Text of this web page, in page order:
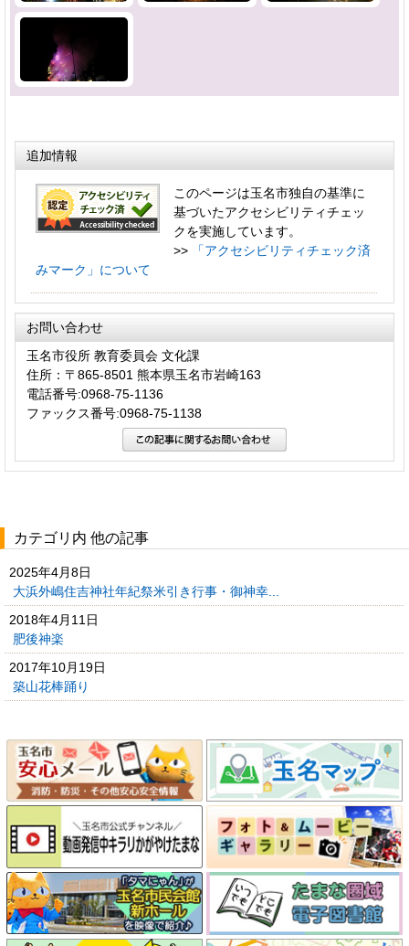
追加情報
このページは玉名市独自の基準に
基づいたアクセシビリティチェッ
クを実施しています。
>>
「アクセシビリティチェック済
みマーク」について
お問い合わせ
玉名市役所 教育委員会 文化課
住所：〒865-8501 熊本県玉名市岩崎163
電話番号:0968-75-1136
ファックス番号:0968-75-1138
カテゴリ内 他の記事
2025年4月8日
大浜外嶋住吉神社年紀祭米引き行事・御神幸...
2018年4月11日
肥後神楽
2017年10月19日
築山花棒踊り